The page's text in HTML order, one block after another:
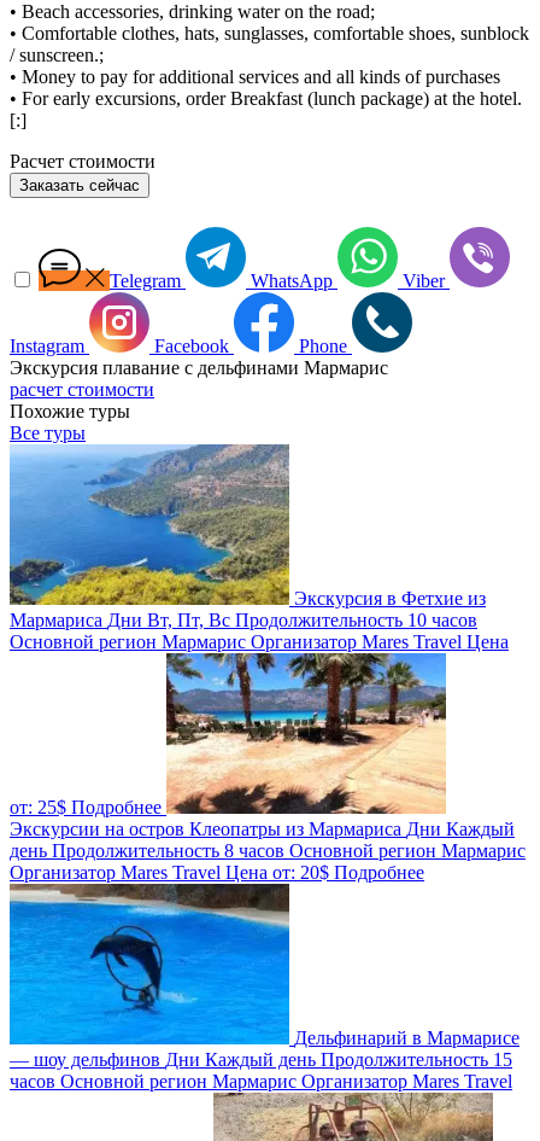
• Beach accessories, drinking water on the road;
• Comfortable clothes, hats, sunglasses, comfortable shoes, sunblock
/ sunscreen.;
• Money to pay for additional services and all kinds of purchases
• For early excursions, order Breakfast (lunch package) at the hotel.
[:]
Расчет стоимости
Заказать сейчас
Telegram WhatsApp Viber
Instagram Facebook
Phone
Экскурсия плавание с дельфинами Мармарис
расчет стоимости
Похожие туры
Все туры
Экскурсия в Фетхие из
Мармариса Дни Вт, Пт, Вс Продолжительность 10 часов
Основной регион Мармарис Организатор Mares Travel Цена
от: 25$ Подробнее
Экскурсии на остров Клеопатры из Мармариса Дни Каждый
день Продолжительность 8 часов Основной регион Мармарис
Организатор Mares Travel Цена от: 20$ Подробнее
Дельфинарий в Мармарисе
— шоу дельфинов Дни Каждый день Продолжительность 15
часов Основной регион Мармарис Организатор Mares Travel